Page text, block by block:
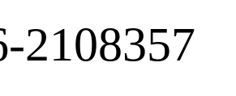
2108357